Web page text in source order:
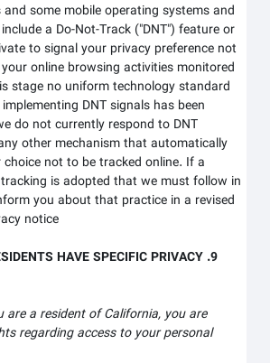
and some mobile operating systems and
include a Do-Not-Track ("DNT") feature or
to signal your privacy preference not
your online browsing activities monitored
stage no uniform technology standard
implementing DNT signals has been
we do not currently respond to DNT
any other mechanism that automatically
choice not to be tracked online. If a
tracking is adopted that we must follow in
you about that practice in a revised
notice.
RESIDENTS HAVE SPECIFIC PRIVACY
are a resident of California, you are
regarding access to your personal